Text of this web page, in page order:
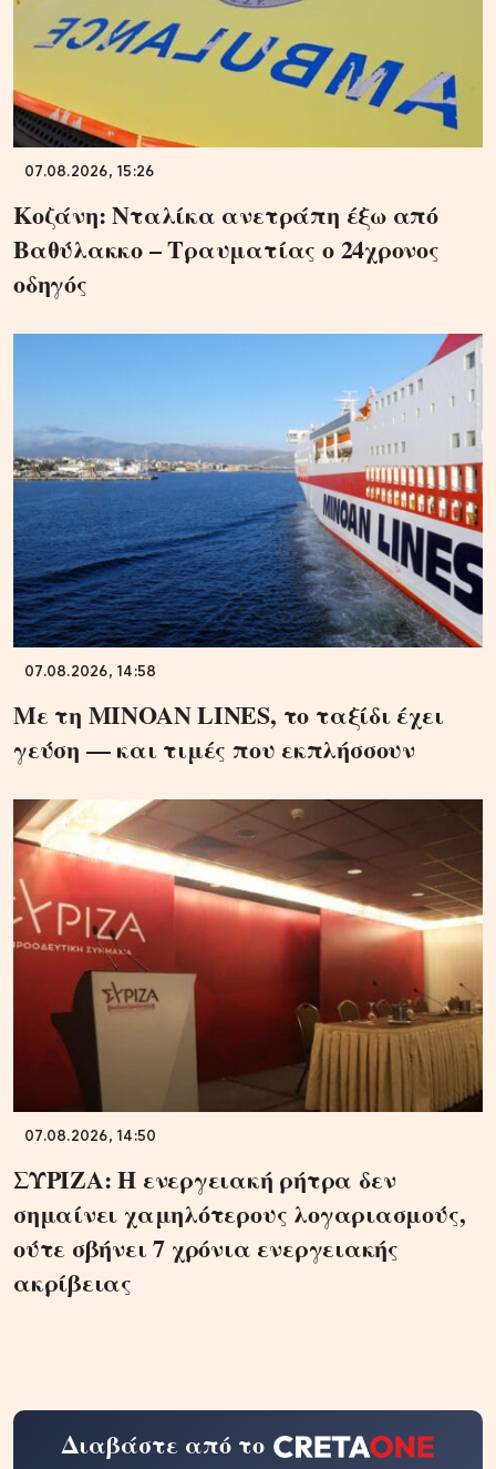
07.08.2026, 15:26
Κοζάνη: Νταλίκα ανετράπη έξω από
Βαθύλακκο – Τραυματίας ο 24χρονος
οδηγός
07.08.2026, 14:58
Με τη MINOAN LINES, το ταξίδι έχει
γεύση — και τιμές που εκπλήσσουν
07.08.2026, 14:50
ΣΥΡΙΖΑ: Η ενεργειακή ρήτρα δεν
σημαίνει χαμηλότερους λογαριασμούς,
ούτε σβήνει 7 χρόνια ενεργειακής
ακρίβειας
Διαβάστε από το